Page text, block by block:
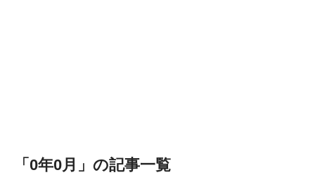
「0年0月」の記事一覧